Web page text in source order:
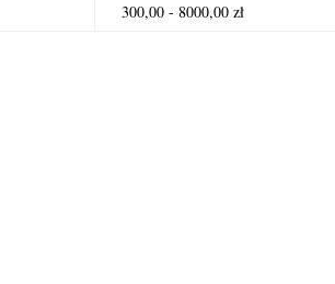
300,00 - 8000,00 zł